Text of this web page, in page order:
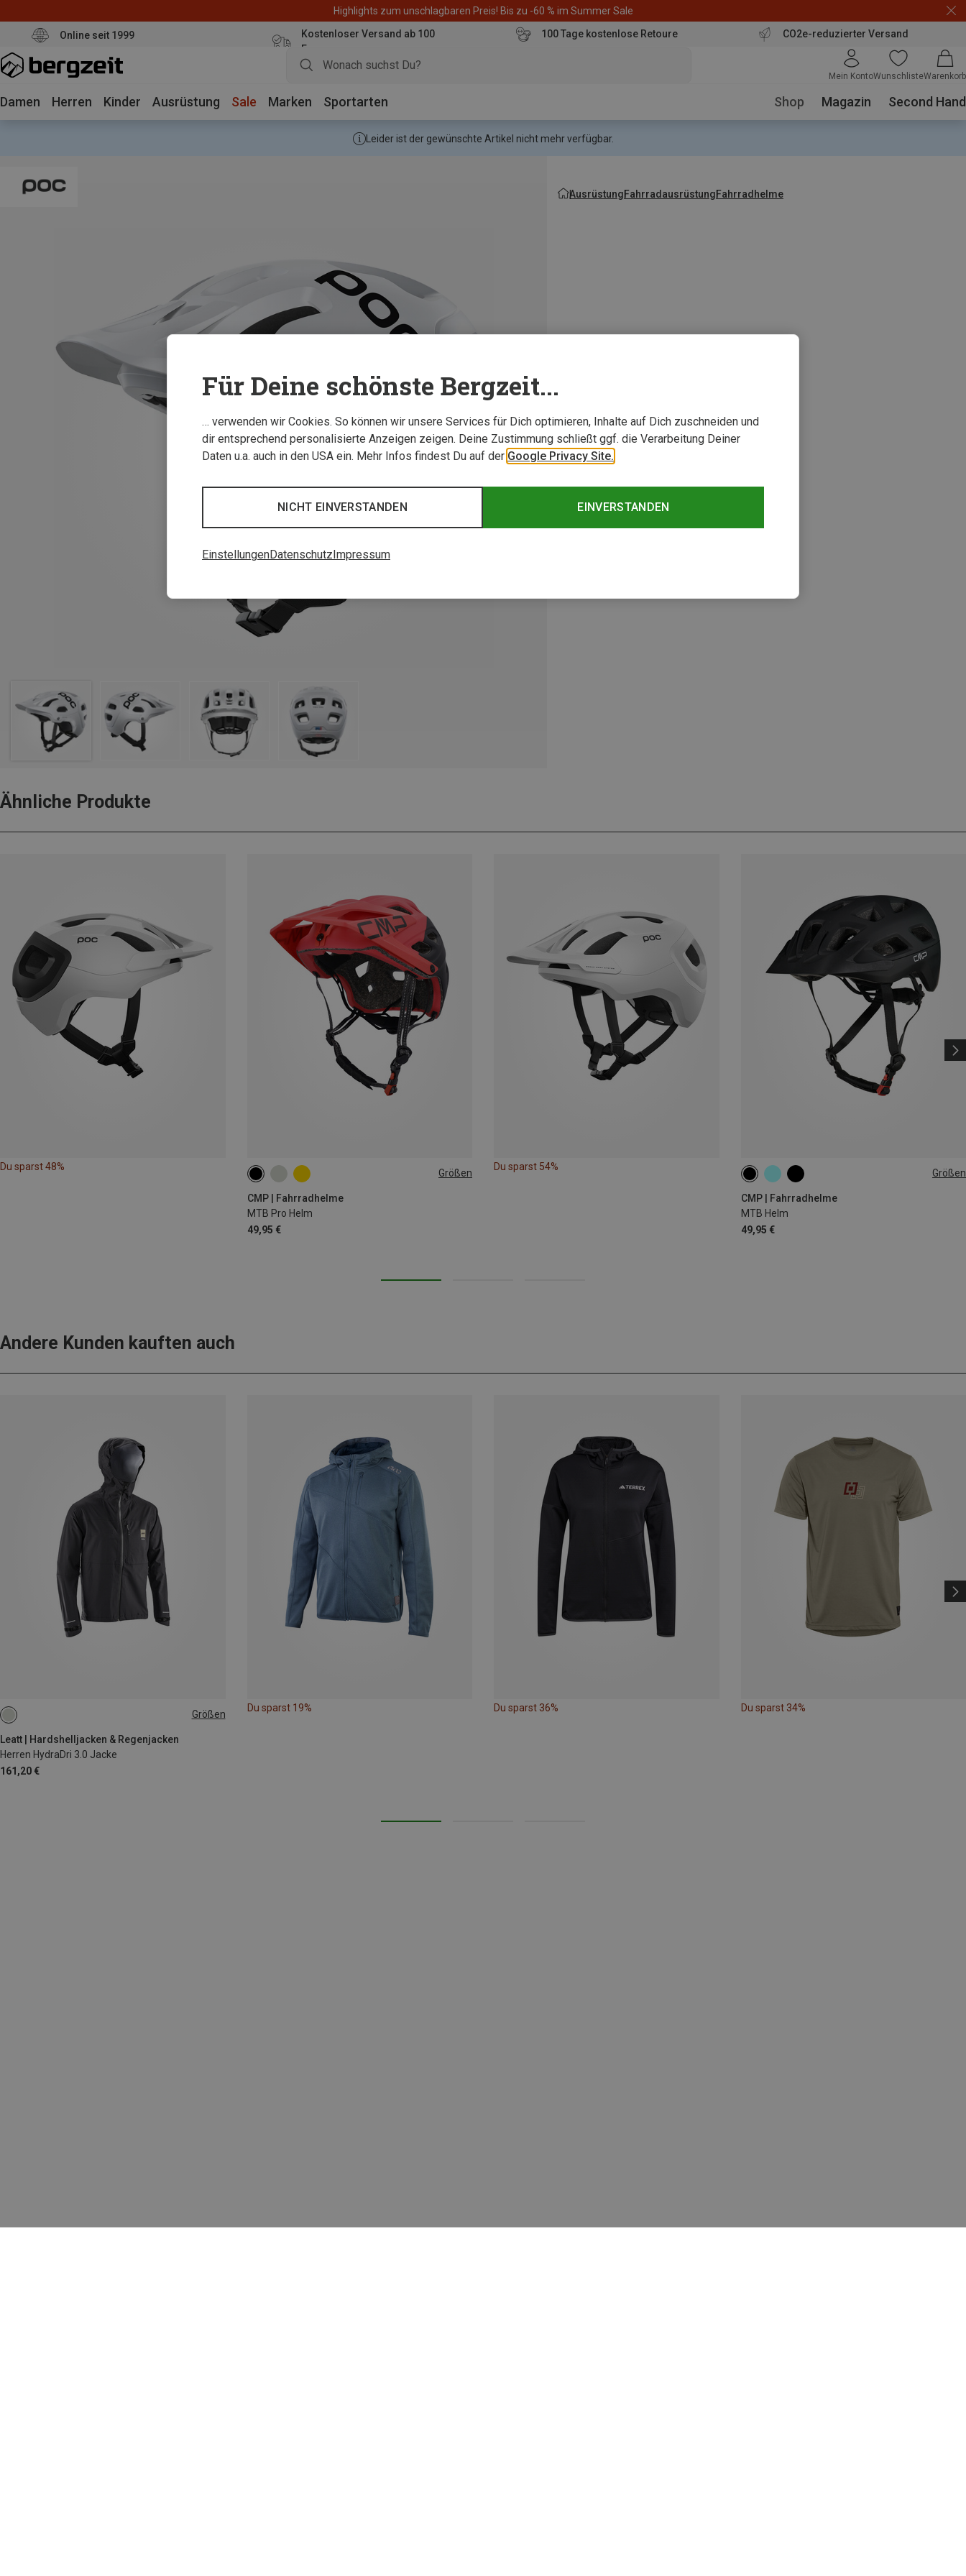
Highlights zum unschlagbaren Preis! Bis zu -60 % im Summer Sale
Online seit 1999
Kostenloser Versand ab 100
Euro
100 Tage kostenlose Retoure CO2e-reduzierter Versand
Mein KontoWunschlisteWarenkorb
Damen Herren Kinder Ausrüstung Sale Marken Sportarten Shop Magazin Second Hand
Leider ist der gewünschte Artikel nicht mehr verfügbar.
AusrüstungFahrradausrüstungFahrradhelme
Ähnliche Produkte
Du sparst 48%
Größen
CMP | Fahrradhelme
MTB Pro Helm
49,95 €
55-58CM
Du sparst 54%
Größen
CMP | Fahrradhelme
MTB Helm
49,95 €
59-61CM
Andere Kunden kauften auch
Größen
Leatt | Hardshelljacken & Regenjacken
Herren HydraDri 3.0 Jacke
161,20 €
S
Du sparst 19% Du sparst 36% Du sparst 34%
Für Deine schönste Bergzeit...
… verwenden wir Cookies. So können wir unsere Services für Dich optimieren, Inhalte auf Dich zuschneiden und
dir entsprechend personalisierte Anzeigen zeigen. Deine Zustimmung schließt ggf. die Verarbeitung Deiner
Daten u.a. auch in den USA ein. Mehr Infos findest Du auf der Google Privacy Site.
EINVERSTANDEN
NICHT EINVERSTANDEN
EinstellungenDatenschutzImpressum